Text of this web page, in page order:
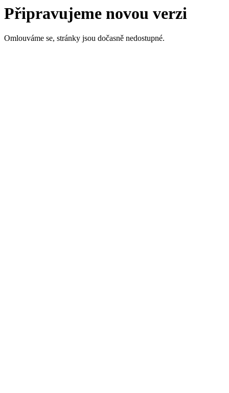
Připravujeme novou verzi
Omlouváme se, stránky jsou dočasně nedostupné.